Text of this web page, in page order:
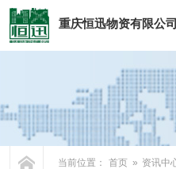
重庆恒迅物资有限公司
关于我们
产品中心
当前位置： 首页 » 资讯中